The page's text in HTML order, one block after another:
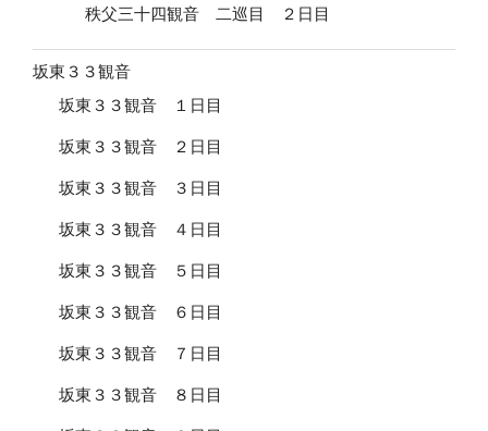
秩父三十四観音 二巡目 ２日目
坂東３３観音
坂東３３観音 １日目
坂東３３観音 ２日目
坂東３３観音 ３日目
坂東３３観音 ４日目
坂東３３観音 ５日目
坂東３３観音 ６日目
坂東３３観音 ７日目
坂東３３観音 ８日目